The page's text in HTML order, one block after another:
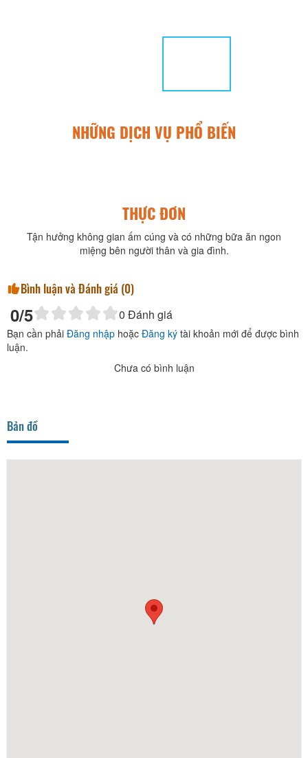
NHỮNG DỊCH VỤ PHỔ BIẾN
THỰC ĐƠN
Tận hưởng không gian ấm cúng và có những bữa ăn ngon
miệng bên người thân và gia đình.
Bình luận và Đánh giá (0)
0/5 0 Đánh giá
Bạn cần phải Đăng nhập hoặc Đăng ký tài khoản mới để được bình
luận.
Chưa có bình luận
Bản đồ